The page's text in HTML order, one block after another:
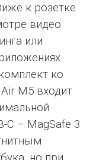
к розетке.
видео
или
ко
M5 входит
C – MagSafe 3